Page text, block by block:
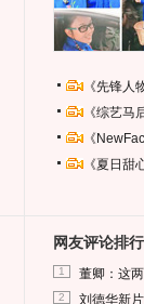
《先锋
《综艺
《
《夏日
网友评论排行
1 董卿：这
2 刘德华新